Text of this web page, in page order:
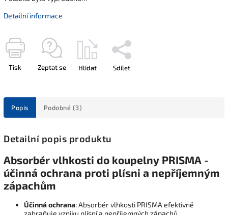
Detailní informace
Tisk Zeptat se Hlídat Sdílet
Popis Podobné (3)
Detailní popis produktu
Absorbér vlhkosti do koupelny PRISMA -
účinná ochrana proti plísni a nepříjemným
zápachům
Účinná ochrana: Absorbér vlhkosti PRISMA efektivně